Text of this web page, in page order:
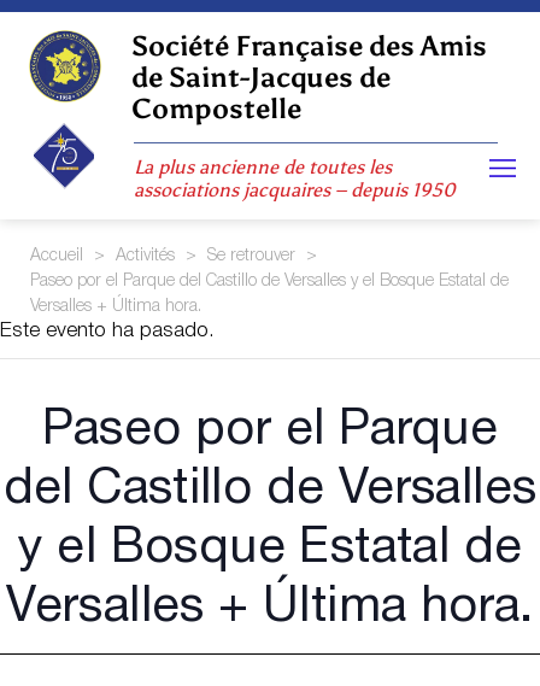
Skip
content
Société Française des Amis
de Saint-Jacques de
Compostelle
La plus ancienne de toutes les
associations jacquaires – depuis 1950
Accueil > Activités > Se retrouver
>
Paseo por el Parque del Castillo de Versalles y el Bosque Estatal de
Versalles + Última hora.
Este evento ha pasado.
Paseo por el Parque
del Castillo de Versalles
y el Bosque Estatal de
Versalles + Última hora.